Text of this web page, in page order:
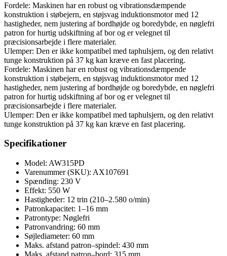
Fordele: Maskinen har en robust og vibrationsdæmpende
konstruktion i støbejern, en støjsvag induktionsmotor med 12
hastigheder, nem justering af bordhøjde og boredybde, en nøglefri
patron for hurtig udskiftning af bor og er velegnet til
præcisionsarbejde i flere materialer.
Ulemper: Den er ikke kompatibel med taphulsjern, og den relativt
tunge konstruktion på 37 kg kan kræve en fast placering.
Fordele: Maskinen har en robust og vibrationsdæmpende
konstruktion i støbejern, en støjsvag induktionsmotor med 12
hastigheder, nem justering af bordhøjde og boredybde, en nøglefri
patron for hurtig udskiftning af bor og er velegnet til
præcisionsarbejde i flere materialer.
Ulemper: Den er ikke kompatibel med taphulsjern, og den relativt
tunge konstruktion på 37 kg kan kræve en fast placering.
Specifikationer
Model: AW315PD
Varenummer (SKU): AX107691
Spænding: 230 V
Effekt: 550 W
Hastigheder: 12 trin (210–2.580 o/min)
Patronkapacitet: 1–16 mm
Patrontype: Nøglefri
Patronvandring: 60 mm
Søjlediameter: 60 mm
Maks. afstand patron–spindel: 430 mm